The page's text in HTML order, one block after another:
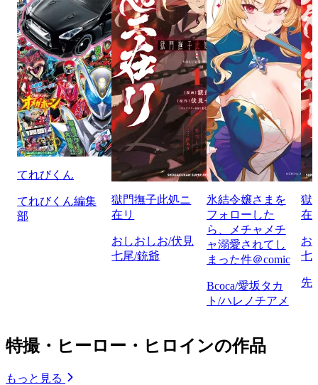
てれびくん
てれびくん編集
部
獄門撫子此処ニ
在リ
おしおしお/伏見
七尾/銃爺
氷結令嬢さまを
フォローした
ら、メチャメチ
ャ溺愛されてし
まった件＠comic
Bcoca/愛坂タカ
ト/ハレノチアメ
獄
在
お
七
先
特撮・ヒーロー・ヒロインの作品
もっと見る